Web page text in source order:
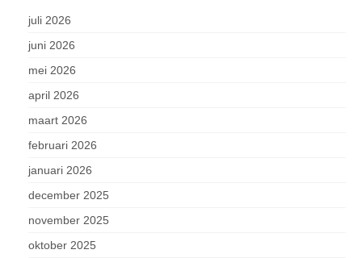
juli 2026
juni 2026
mei 2026
april 2026
maart 2026
februari 2026
januari 2026
december 2025
november 2025
oktober 2025